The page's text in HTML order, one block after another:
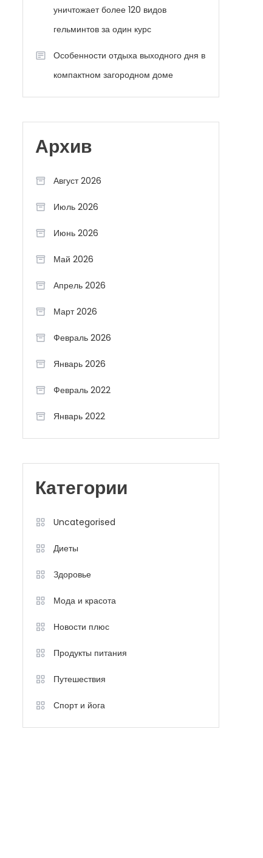
уничтожает более 120 видов
гельминтов за один курс
Особенности отдыха выходного дня в
компактном загородном доме
Архив
Август 2026
Июль 2026
Июнь 2026
Май 2026
Апрель 2026
Март 2026
Февраль 2026
Январь 2026
Февраль 2022
Январь 2022
Категории
Uncategorised
Диеты
Здоровье
Мода и красота
Новости плюс
Продукты питания
Путешествия
Спорт и йога